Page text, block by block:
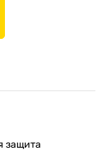
защита